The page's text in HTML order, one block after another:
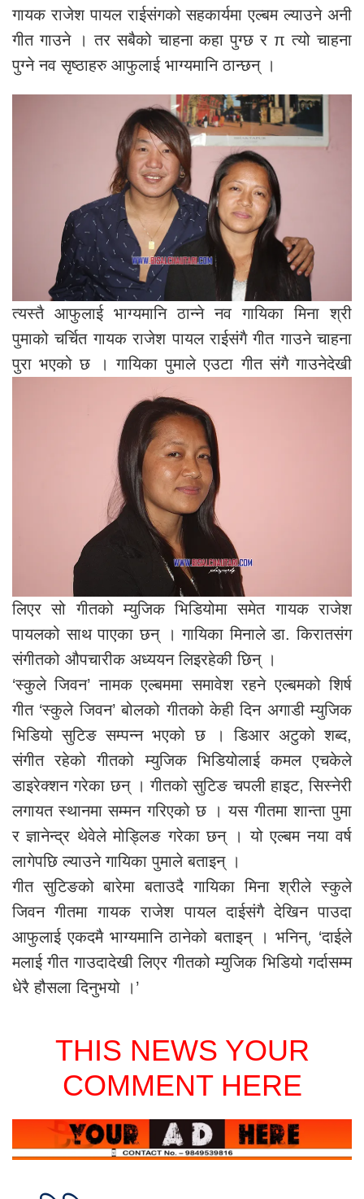
गायक राजेश पायल राईसंगको सहकार्यमा एल्बम ल्याउने अनी
गीत गाउने । तर सबैको चाहना कहा पुग्छ र π त्यो चाहना
पुग्ने नव सृष्ठाहरु आफुलाई भाग्यमानि ठान्छन् ।
त्यस्तै आफुलाई भाग्यमानि ठान्ने नव गायिका मिना श्री
पुमाको चर्चित गायक राजेश पायल राईसंगै गीत गाउने चाहना
पुरा भएको छ ।गायिका पुमाले एउटा गीत संगै गाउनेदेखी
लिएर सो गीतको म्युजिक भिडियोमा समेत गायक राजेश
पायलको साथ पाएका छन् । गायिका मिनाले डा. किरातसंग
संगीतको औपचारीक अध्ययन लिइरहेकी छिन् ।
‘स्कुले जिवन’ नामक एल्बममा समावेश रहने एल्बमको शिर्ष
गीत ‘स्कुले जिवन’ बोलको गीतको केही दिन अगाडी म्युजिक
भिडियो सुटिङ सम्पन्न भएको छ । डिआर अटुको शब्द,
संगीत रहेको गीतको म्युजिक भिडियोलाई कमल एचकेले
डाइरेक्शन गरेका छन् । गीतको सुटिङ चपली हाइट, सिस्नेरी
लगायत स्थानमा सम्मन गरिएको छ । यस गीतमा शान्ता पुमा
र ज्ञानेन्द्र थेवेले मोड्लिङ गरेका छन् । यो एल्बम नया वर्ष
लागेपछि ल्याउने गायिका पुमाले बताइन् ।
गीत सुटिङको बारेमा बताउदै गायिका मिना श्रीले स्कुले
जिवन गीतमा गायक राजेश पायल दाईसंगै देखिन पाउदा
आफुलाई एकदमै भाग्यमानि ठानेको बताइन् । भनिन्, ‘दाईले
मलाई गीत गाउदादेखी लिएर गीतको म्युजिक भिडियो गर्दासम्म
धेरै हौसला दिनुभयो ।’
THIS NEWS YOUR
COMMENT HERE